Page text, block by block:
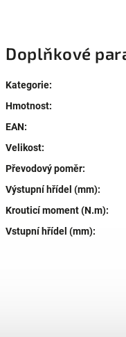
Doplňkové
Kategorie:
Hmotnost:
EAN:
Velikost:
Převodový poměr:
Výstupní hřídel (mm):
Krouticí moment (N.m):
Vstupní hřídel (mm):